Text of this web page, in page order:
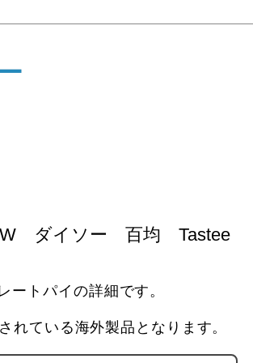
ダイソー 百均 Tastee
ートパイの詳細です。
れている海外製品となります。